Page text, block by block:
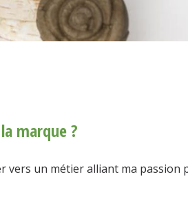
marque ?
vers un métier alliant ma passion